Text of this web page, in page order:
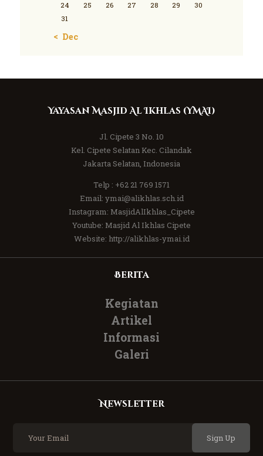
24
25 26 27 28 29
30
31
« Dec
Yayasan Masjid Al Ikhlas (YMAI)
Jl. Cipete 3 No. 10
Kel. Cipete Selatan Kec. Cilandak
Jakarta Selatan, Indonesia
Telp : +62 21 769 1571
Email: ymai@alikhlas.sch.id
Instagram: MasjidAlIkhlas_Cipete
Youtube: Masjid Al Ikhlas Cipete
Website: http://alikhlas-ymai.id
Berita
Kegiatan
Artikel
Informasi
Galeri
Newsletter
Sign Up